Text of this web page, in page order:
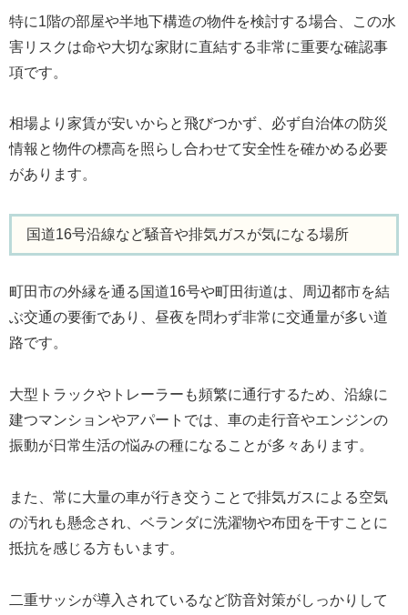
特に1階の部屋や半地下構造の物件を検討する場合、この水
害リスクは命や大切な家財に直結する非常に重要な確認事
項です。
相場より家賃が安いからと飛びつかず、必ず自治体の防災
情報と物件の標高を照らし合わせて安全性を確かめる必要
があります。
国道16号沿線など騒音や排気ガスが気になる場所
町田市の外縁を通る国道16号や町田街道は、周辺都市を結
ぶ交通の要衝であり、昼夜を問わず非常に交通量が多い道
路です。
大型トラックやトレーラーも頻繁に通行するため、沿線に
建つマンションやアパートでは、車の走行音やエンジンの
振動が日常生活の悩みの種になることが多々あります。
また、常に大量の車が行き交うことで排気ガスによる空気
の汚れも懸念され、ベランダに洗濯物や布団を干すことに
抵抗を感じる方もいます。
二重サッシが導入されているなど防音対策がしっかりして